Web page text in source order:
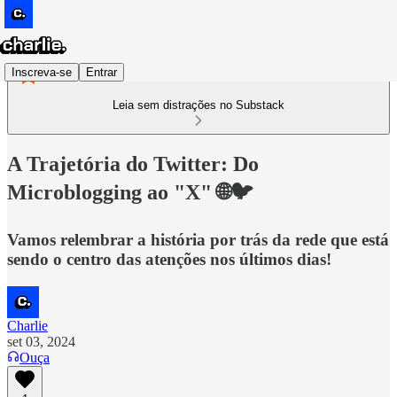
Inscreva-se Entrar
Leia sem distrações no Substack
A Trajetória do Twitter: Do
Microblogging ao "X" 🌐🐦
Vamos relembrar a história por trás da rede que está
sendo o centro das atenções nos últimos dias!
Charlie
set 03, 2024
Ouça